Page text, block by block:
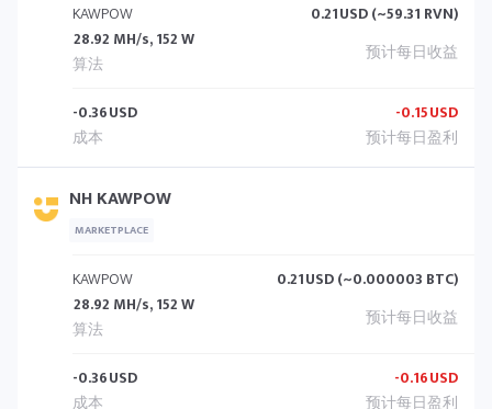
KAWPOW
28.92 MH/s, 152 W
0.21USD (~59.31 RVN)
-0.36USD -0.15USD
NH KAWPOW
MARKETPLACE
KAWPOW
28.92 MH/s, 152 W
0.21USD (~0.000003 BTC)
-0.36USD -0.16USD